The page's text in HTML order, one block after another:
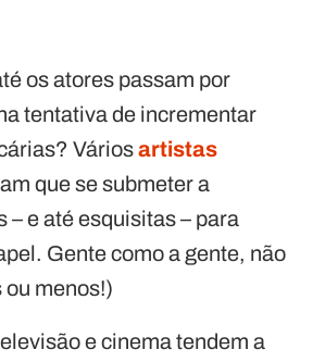
os atores passam por
tentativa de incrementar
Váriosartistas
que se submeter a
– e até esquisitas – para
Gente como a gente, não
menos!)
e cinema tendem a